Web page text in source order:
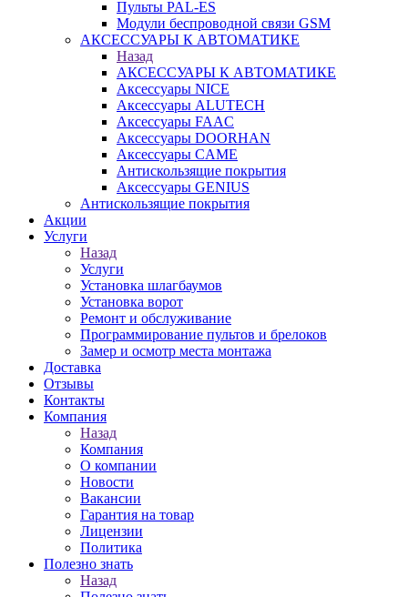
Пульты PAL-ES
Модули беспроводной связи GSM
АКСЕССУАРЫ К АВТОМАТИКЕ
Назад
АКСЕССУАРЫ К АВТОМАТИКЕ
Аксессуары NICE
Аксессуары ALUTECH
Аксессуары FAAC
Аксессуары DOORHAN
Аксессуары CAME
Антискользящие покрытия
Аксессуары GENIUS
Антискользящие покрытия
Акции
Услуги
Назад
Услуги
Установка шлагбаумов
Установка ворот
Ремонт и обслуживание
Программирование пультов и брелоков
Замер и осмотр места монтажа
Доставка
Отзывы
Контакты
Компания
Назад
Компания
О компании
Новости
Вакансии
Гарантия на товар
Лицензии
Политика
Полезно знать
Назад